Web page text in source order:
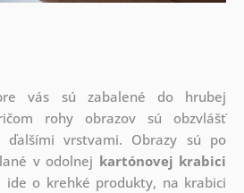
vás sú zabalené do hrubej
rohy obrazov sú obzvlášť
ďalšími vrstvami. Obrazy sú po
v odolnej kartónovej krabici
ide o krehké produkty, na krabici